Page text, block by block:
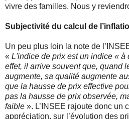
vivre des familles. Nous y
Subjectivité du calcul de
Un peu plus loin la note de
« L'indice de prix est un indice « à
effet, il arrive souvent que, quand
augmente, sa qualité augmente
que la hausse de prix effective
pas la hausse de prix observée,
faible ». L’INSEE rajoute donc un
appréciation, sur l’évolution des